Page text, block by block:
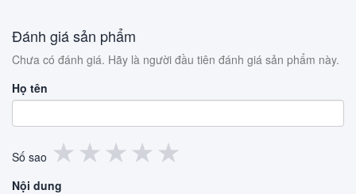
Đánh giá sản phẩm
Chưa có đánh giá. Hãy là người đầu tiên đánh giá sản phẩm này.
Họ tên
Số sao 5
★
4
★
3
★
2
★
1
sao
★
Nội dung